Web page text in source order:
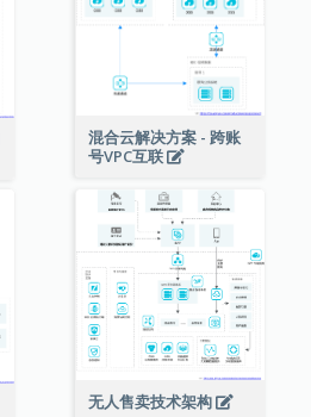
混合云解决方案 - 跨账
号VPC互联
无人售卖技术架构